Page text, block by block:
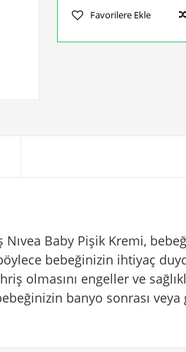
Favorilere Ekle
Baby Pişik Kremi,
bebeğinizin ihtiyaç
olmasını engeller ve
banyo sonrası